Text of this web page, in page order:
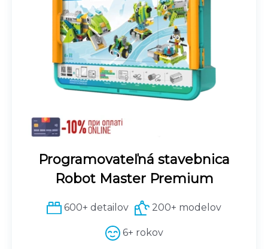
Programovateľná stavebnica
Robot Master Premium
600+ detailov 200+ modelov
6+ rokov